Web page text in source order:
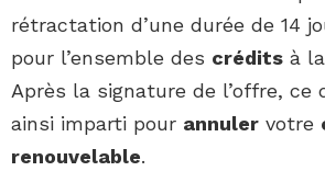
rétractation d’une durée de 14
pour l’ensemble des crédits à
Après la signature de l’offre, ce
ainsi imparti pour annuler votre
renouvelable.